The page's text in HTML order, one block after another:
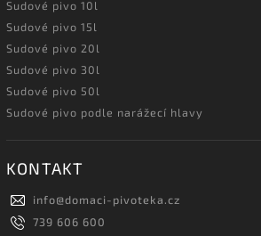
Sudové pivo 10l
Sudové pivo 15l
Sudové pivo 20l
Sudové pivo 30l
Sudové pivo 50l
Sudové pivo podle narážecí hlavy
KONTAKT
info@domaci-pivoteka.cz
739 606 600